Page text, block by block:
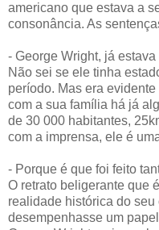
americano que estava a
consonância. As
- George Wright, já
Não sei se ele tinha
período. Mas era
com a sua família há já
de 30 000 habitantes,
com a imprensa, ele é
- Porque é que foi feito
O retrato beligerante que
realidade histórica do
desempenhasse um